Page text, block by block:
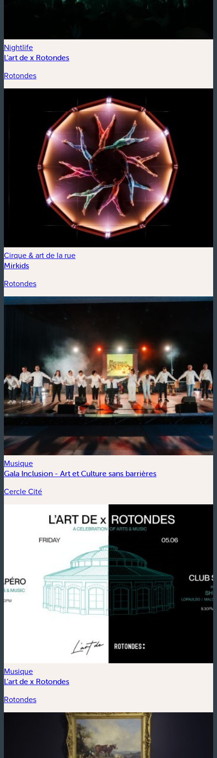
Nightlife
L’art de x Rotondes
Rotondes
Cirque & art de la rue
Mirkids
Rotondes
Musique
Gala Inclusion - Art et Culture sans barrières
Cercle Cité
Musique
L’art de x Rotondes
Rotondes